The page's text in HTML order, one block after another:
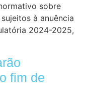
sobre
à anuência
2024-2025,
fim de